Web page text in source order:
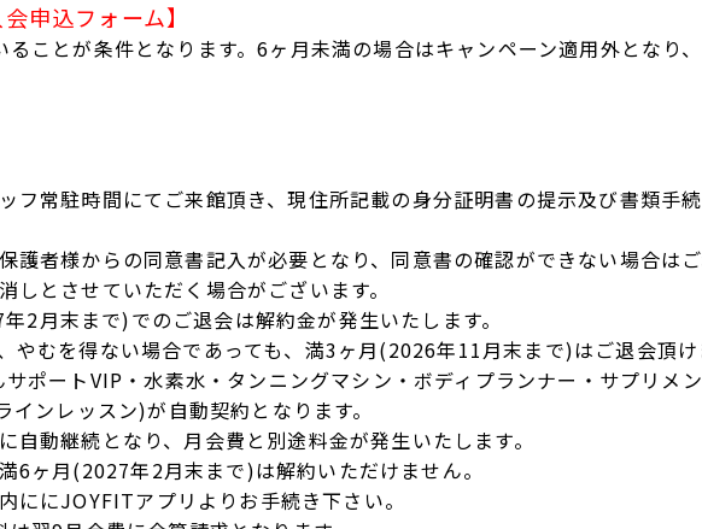
会申込フォーム】
ことが条件となります。6ヶ月未満の場合はキャンペーン適用外となり
フ常駐時間にてご来館頂き、現住所記載の身分証明書の提示及び書類手
護者様からの同意書記入が必要となり、同意書の確認ができない場合は
しとさせていただく場合がございます。
2月末まで)でのご退会は解約金が発生いたします。
むを得ない場合であっても、満3ヶ月(2026年11月末まで)はご退会頂け
ポートVIP・水素水・タンニングマシン・ボディプランナー・サプリメ
ンレッスン)が自動契約となります。
動継続となり、月会費と別途料金が発生いたします。
6ヶ月(2027年2月末まで)は解約いただけません。
にJOYFITアプリよりお手続き下さい。